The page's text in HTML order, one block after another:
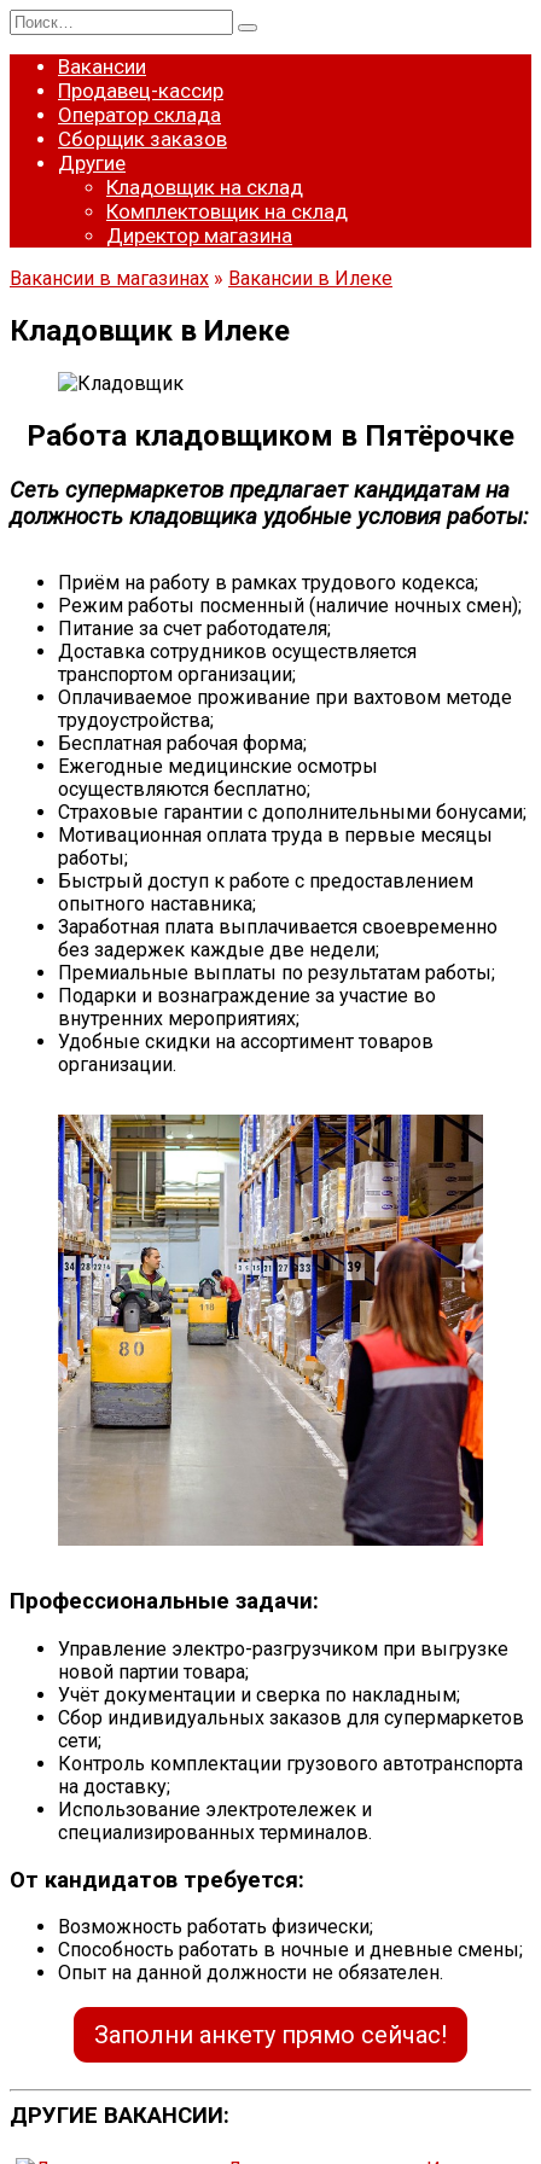
Перейти
к
содержанию
Search
for:
Вакансии
Продавец-кассир
Оператор склада
Сборщик заказов
Другие
Кладовщик на склад
Комплектовщик на склад
Директор магазина
Вакансии в магазинах » Вакансии в Илеке
Кладовщик в Илеке
Работа кладовщиком в Пятёрочке
Сеть супермаркетов предлагает кандидатам на
должность кладовщика удобные условия работы:
Приём на работу в рамках трудового кодекса;
Режим работы посменный (наличие ночных смен);
Питание за счет работодателя;
Доставка сотрудников осуществляется
транспортом организации;
Оплачиваемое проживание при вахтовом методе
трудоустройства;
Бесплатная рабочая форма;
Ежегодные медицинские осмотры
осуществляются бесплатно;
Страховые гарантии с дополнительными бонусами;
Мотивационная оплата труда в первые месяцы
работы;
Быстрый доступ к работе с предоставлением
опытного наставника;
Заработная плата выплачивается своевременно
без задержек каждые две недели;
Премиальные выплаты по результатам работы;
Подарки и вознаграждение за участие во
внутренних мероприятиях;
Удобные скидки на ассортимент товаров
организации.
Профессиональные задачи:
Управление электро-разгрузчиком при выгрузке
новой партии товара;
Учёт документации и сверка по накладным;
Сбор индивидуальных заказов для супермаркетов
сети;
Контроль комплектации грузового автотранспорта
на доставку;
Использование электротележек и
специализированных терминалов.
От кандидатов требуется:
Возможность работать физически;
Способность работать в ночные и дневные смены;
Опыт на данной должности не обязателен.
Заполни анкету прямо сейчас!
ДРУГИЕ ВАКАНСИИ: